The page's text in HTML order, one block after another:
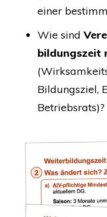
einer
Wie sind
bil­dungs­zeit
Bil­dungs­ziel,
Betriebsrats)?